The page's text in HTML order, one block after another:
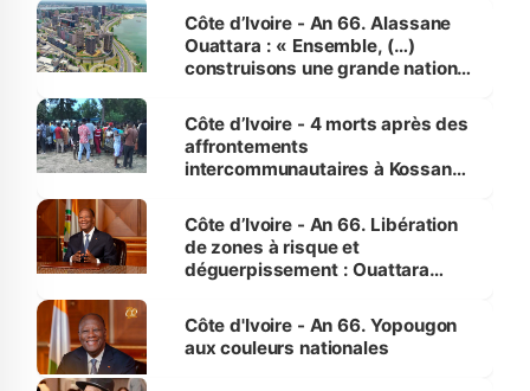
enfants
Côte d’Ivoire - An 66. Alassane
Ouattara : « Ensemble, (…)
construisons une grande nation
générations futures »
Côte d’Ivoire - 4 morts après des
affrontements
intercommunautaires à Kossandji
milieu des sinistrés
Côte d’Ivoire - An 66. Libération
de zones à risque et
déguerpissement : Ouattara
l'Etat de droit pour préserver les
vies humaines »
Côte d'Ivoire - An 66. Yopougon
aux couleurs nationales